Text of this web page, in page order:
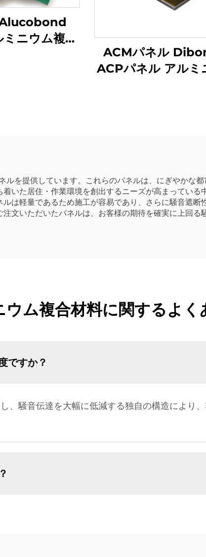
ニウム複合
ACMパネル
ACPパネル アルミ
を提供しています。これらのパネルは、にぎやかな
いた居住・作業環境を創出するニーズが高まってい
は軽量であるため施工が容易であり、さらに騒音遮
文いただいたパネルは、お客様の期待を確実に上回る
ウム複合材料に関するよく
ですか？
、騒音伝達を大幅に低減する独自の構造により